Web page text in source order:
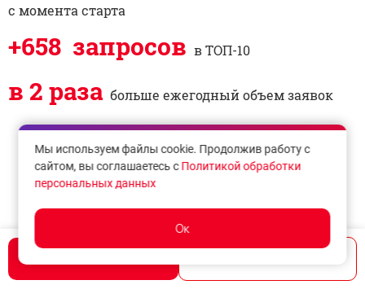
с момента старта
+658 запросов в ТОП-10
в 2 раза больше ежегодный объем заявок
Благодарность от клиента
Мы используем файлы cookie. Продолжив работу с
сайтом, вы соглашаетесь сПолитикой обработки
персональных данных
Ок